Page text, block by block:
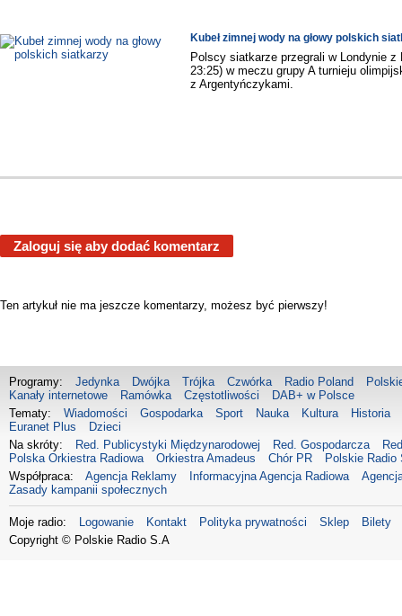
Kubeł zimnej wody na głowy polskich
Polscy siatkarze przegrali w Londynie z
23:25) w meczu grupy A turnieju
z Argentyńczykami.
Zaloguj się aby dodać komentarz
Ten artykuł nie ma jeszcze komentarzy, możesz być pierwszy!
Programy: Jedynka Dwójka Trójka Czwórka Radio Poland
Kanały internetowe
Ramówka Częstotliwości
DAB+ w Polsce
Tematy:
Wiadomości Gospodarka Sport Nauka Kultura
Historia
Euranet Plus
Dzieci
Na skróty:
Red. Publicystyki Międzynarodowej Red. Gospodarcza
Polska Orkiestra Radiowa
Orkiestra Amadeus Chór PR
Polskie Radio
Współpraca:
Agencja Reklamy Informacyjna Agencja Radiowa
Zasady kampanii społecznych
Moje radio: Logowanie Kontakt Polityka prywatności Sklep
Bilety
Copyright © Polskie Radio S.A